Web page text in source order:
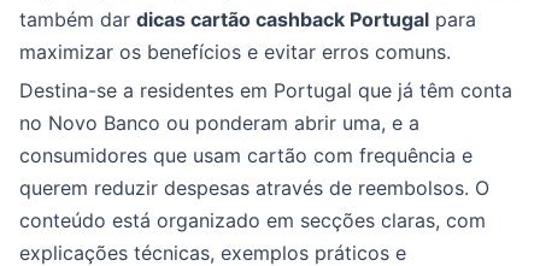
também dar dicas cartão cashback Portugal para
maximizar os benefícios e evitar erros comuns.
Destina-se a residentes em Portugal que já têm conta
no Novo Banco ou ponderam abrir uma, e a
consumidores que usam cartão com frequência e
querem reduzir despesas através de reembolsos. O
conteúdo está organizado em secções claras, com
explicações técnicas, exemplos práticos e